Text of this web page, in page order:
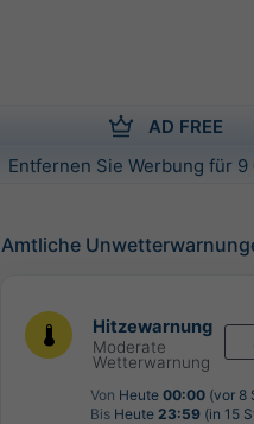
AD FREE
Entfernen Sie Werbung für
Amtliche
Hitzewarnung
Moderate
Wetterwarnung
Von Heute 00:00 (vor 8
Bis Heute 23:59 (in 15